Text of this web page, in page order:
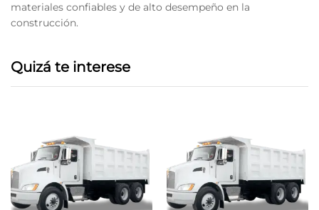
materiales confiables y de alto desempeño en la
construcción.
Quizá te interese